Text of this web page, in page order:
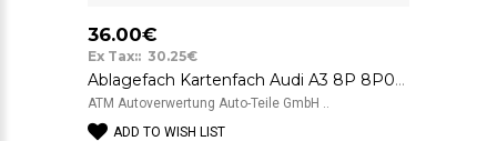
36.00€
Ex Tax:: 30.25€
Ablagefach Kartenfach Audi A3 8P 8P0941561D
ATM Autoverwertung Auto-Teile GmbH ..
ADD TO WISH LIST